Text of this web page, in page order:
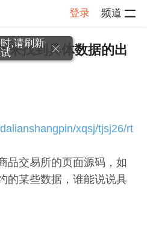
登录 频道
子详情
来找到具体数据的出
xqsj/tjsj26/rt
品交易所的页面源码，如
的某些数据，谁能说说具
,请刷新